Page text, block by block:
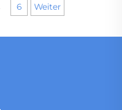
6 Weiter